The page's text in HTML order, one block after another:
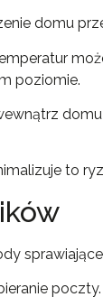
domu
poziomie.
to
poczty.